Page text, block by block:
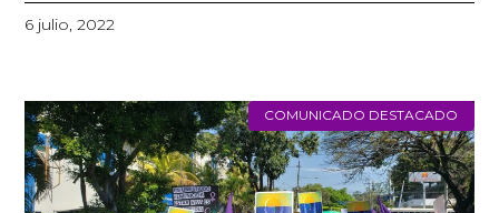
6 julio, 2022
COMUNICADO DESTACADO